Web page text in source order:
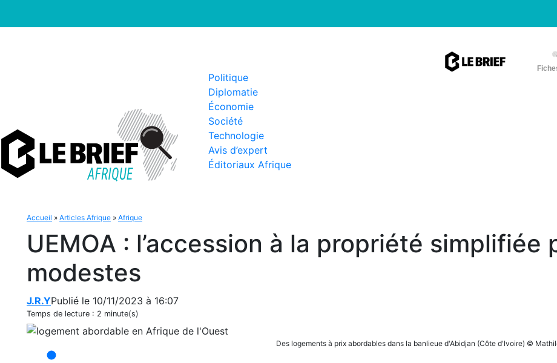
Politique
Diplomatie
Économie
Société
Technologie
Avis d’expert
Éditoriaux Afrique
Accueil » Articles Afrique » Afrique
UEMOA : l’accession à la propriété simplifiée
modestes
J.R.YPublié le 10/11/2023 à 16:07
Temps de lecture : 2 minute(s)
Des logements à prix abordables dans la banlieue d'Abidjan (Côte d'Ivoire) ©